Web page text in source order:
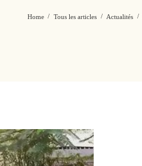
Home Tous les articles Actualités